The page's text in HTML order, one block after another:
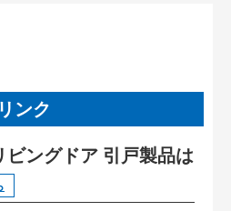
ンク
ングドア 引戸製品は